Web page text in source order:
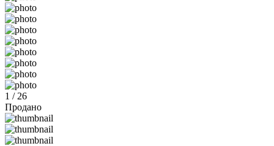
1 / 26
Продано